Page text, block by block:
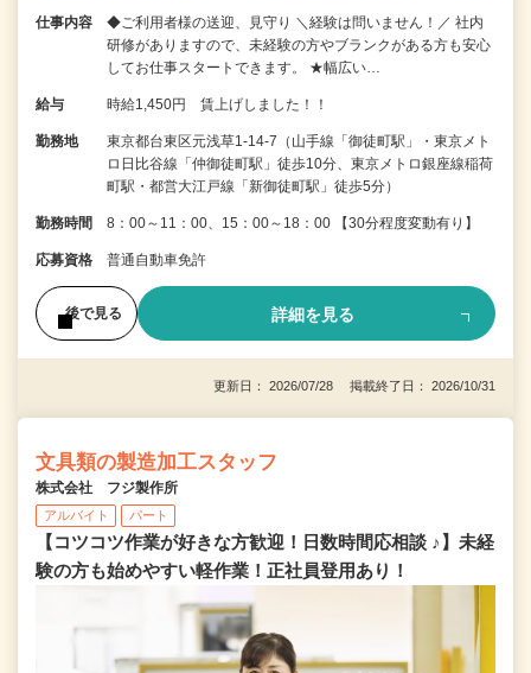
仕事内容
◆ご利用者様の送迎、見守り ＼経験は問いません！／ 社内
研修がありますので、未経験の方やブランクがある方も安心
してお仕事スタートできます。 ★幅広い…
給与 時給1,450円 賃上げしました！！
勤務地
東京都台東区元浅草1-14-7（山手線「御徒町駅」・東京メト
ロ日比谷線「仲御徒町駅」徒歩10分、東京メトロ銀座線稲荷
町駅・都営大江戸線「新御徒町駅」徒歩5分）
勤務時間 8：00～11：00、15：00～18：00 【30分程度変動有り】
応募資格 普通自動車免許
後で見る 詳細を見る
更新日： 2026/07/28 掲載終了日： 2026/10/31
文具類の製造加工スタッフ
株式会社 フジ製作所
アルバイト パート
【コツコツ作業が好きな方歓迎！日数時間応相談 ♪】未経
験の方も始めやすい軽作業！正社員登用あり！